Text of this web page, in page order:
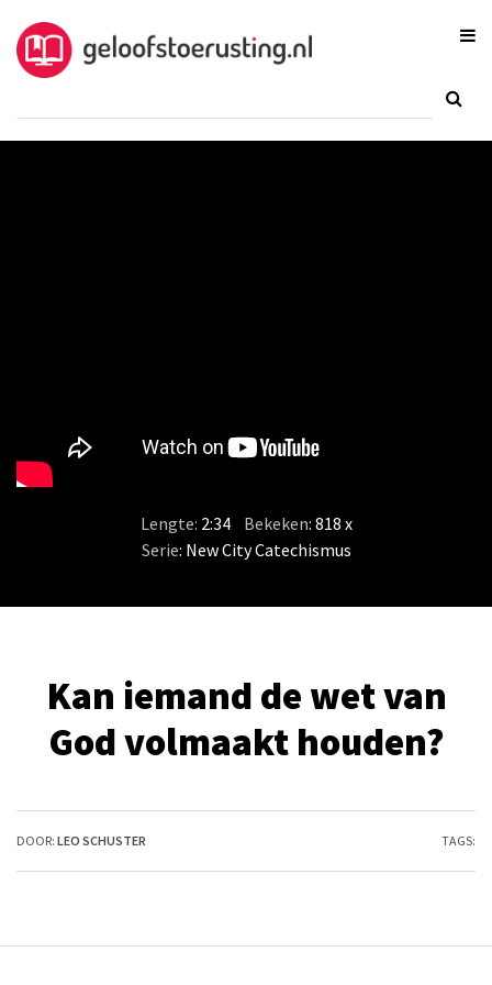
Lengte: 2:34/ Bekeken: 818 x
Serie: New City Catechismus
Kan iemand de wet van
God volmaakt houden?
DOOR: LEO SCHUSTER TAGS: